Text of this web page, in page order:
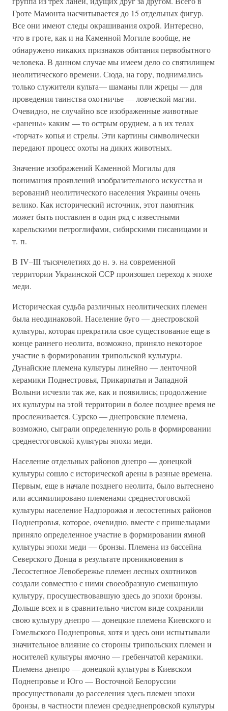
Гроте Мамонта насчитывается до 15 отдельных фигур.
Все они имеют следы окрашивания охрой. Интересно,
что в гроте, как и на Каменной Могиле вообще, не
обнаружено никаких признаков обитания первобытного
человека. В данном случае мы имеем дело со святилищем
неолитического времени. Сюда, на гору, поднимались
только служители культа— шаманы пли жрецы — для
проведения таинства охотничье — ловческой магии.
Очевидно, не случайно все изображенные животные
«ранены» каким — то острым орудием, а в их телах
«торчат» копья и стрелы. Эти картины символически
передают процесс охоты на диких животных.
Значение изображений Каменной Могилы для
понимания проявлений изобразительного искусства и
верований неолитического населения Украины очень
велико. Как исторический источник, этот памятник
может быть поставлен в один ряд с известными
карельскими петроглифами, сибирскими писаницами и
т. п.
В IV–III тысячелетиях до н. э. на современной
территории Украинской ССР произошел переход к эпохе
меди.
Историческая судьба различных неолитических племен
была неодинаковой. Население буго — днестровской
культуры, которая прекратила свое существование еще в
конце раннего неолита, возможно, приняло некоторое
участие в формировании трипольской культуры.
Дунайские племена культуры линейно — ленточной
керамики Поднестровья, Прикарпатья и Западной
Волыни исчезли так же, как и появились; продолжение
их культуры на этой территории в более позднее время не
прослеживается. Сурско — днепровские племена,
возможно, сыграли определенную роль в формировании
среднестоговской культуры эпохи меди.
Население отдельных районов днепро — донецкой
культуры сошло с исторической арены в разные времена.
Первым, еще в начале позднего неолита, было вытеснено
или ассимилировано племенами среднестоговской
культуры население Надпорожья и лесостепных районов
Поднепровья, которое, очевидно, вместе с пришельцами
приняло определенное участие в формировании ямной
культуры эпохи меди — бронзы. Племена из бассейна
Северского Донца в результате проникновения в
Лесостепное Левобережье племен лесных охотников
создали совместно с ними своеобразную смешанную
культуру, просуществовавшую здесь до эпохи бронзы.
Дольше всех и в сравнительно чистом виде сохранили
свою культуру днепро — донецкие племена Киевского и
Гомельского Поднепровья, хотя и здесь они испытывали
значительное влияние со стороны трипольских племен и
носителей культуры ямочно — гребенчатой керамики.
Племена днепро — донецкой культуры в Киевском
Поднепровье и Юго — Восточной Белоруссии
просуществовали до расселения здесь племен эпохи
бронзы, в частности племен среднеднепровской культуры